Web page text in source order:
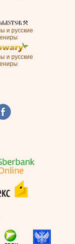
и русские
и русские